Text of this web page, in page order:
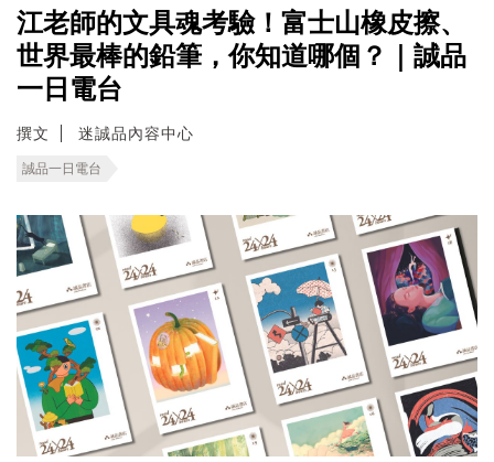
江老師的文具魂考驗！富士山橡皮擦、
世界最棒的鉛筆，你知道哪個？｜誠品
一日電台
撰文 迷誠品內容中心
誠品一日電台